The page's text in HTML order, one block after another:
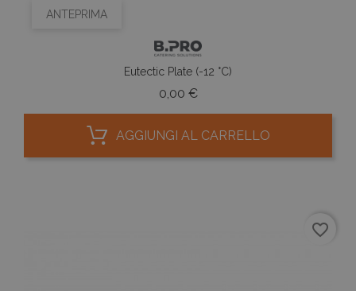
ANTEPRIMA
Eutectic Plate (-12 °C)
0,00 €Prezzo
AGGIUNGI AL CARRELLO
favorite_border